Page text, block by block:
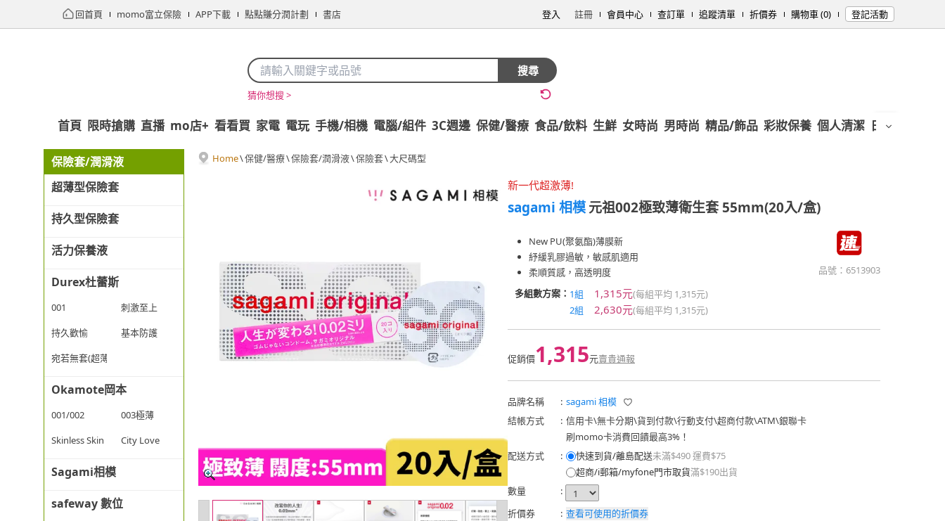
回首頁 momo富立保險 APP下載 點點賺分潤計劃 書店 登入 註冊 會員中心 查訂單 追蹤清單 折價券 購物車 (0) 登記活動
搜尋
猜你想搜 >
首頁 限時搶購 直播 mo店+ 看看買 家電 電玩 手機/相機 電腦/組件 3C週邊 保健/醫療 食品/飲料 生鮮 女時尚 男時尚 精品/飾品 彩妝保養 個人清潔 日用/紙品
保險套/潤滑液
超薄型保險套
持久型保險套
活力保養液
Durex杜蕾斯
001
刺激至上
持久歡愉
基本防護
宛若無套(超薄)
Okamote岡本
001/002
003極薄
Skinless Skin
City Love
Sagami相模
safeway 數位
Home\保健/醫療\保險套/潤滑液\保險套\大尺碼型
新一代超激薄!
sagami 相模元祖002極致薄衛生套 55mm(20入/盒)
New PU(聚氨酯)薄膜新
紓緩乳膠過敏，敏感肌適用
柔順質感，高透明度
品號： 6513903
多組數方案： 1組 1,315元(每組平均 1,315元)
2組
2,630元(每組平均 1,315元)
促銷價1,315元賣貴通報
品牌名稱 : sagami 相模
結帳方式
: 信用卡\無卡分期\貨到付款\行動支付\超商付款\ATM\銀聯卡
刷momo卡消費回饋最高3%！
配送方式
: 快速到貨/離島配送未滿$490 運費$75
超商/i郵箱/myfone門市取貨滿$190出貨
數量
:
折價券
: 查看可使用的折價券